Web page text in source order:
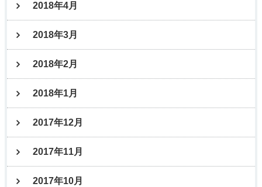
2018年4月
2018年3月
2018年2月
2018年1月
2017年12月
2017年11月
2017年10月